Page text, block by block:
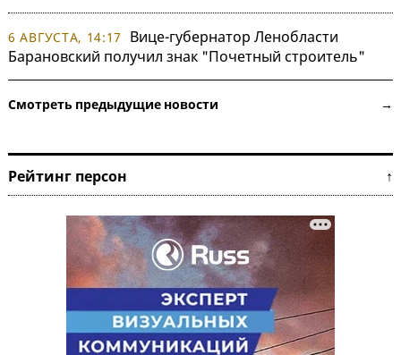
6 АВГУСТА, 14:17
Вице-губернатор Ленобласти
Барановский получил знак "Почетный строитель"
Смотреть предыдущие новости →
Рейтинг персон ↑